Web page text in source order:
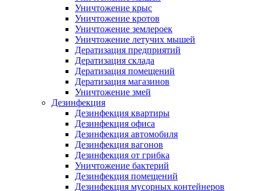
Уничтожение крыс
Уничтожение кротов
Уничтожение землероек
Уничтожение летучих мышей
Дератизация предприятий
Дератизация склада
Дератизация помещений
Дератизация магазинов
Уничтожение змей
Дезинфекция
Дезинфекция квартиры
Дезинфекция офиса
Дезинфекция автомобиля
Дезинфекция вагонов
Дезинфекция от грибка
Уничтожение бактерий
Дезинфекция помещений
Дезинфекция мусорных контейнеров